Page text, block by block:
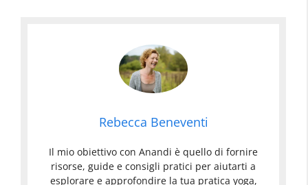
Rebecca Beneventi
Il mio obiettivo con Anandi è quello di fornire
risorse, guide e consigli pratici per aiutarti a
esplorare e approfondire la tua pratica yoga,